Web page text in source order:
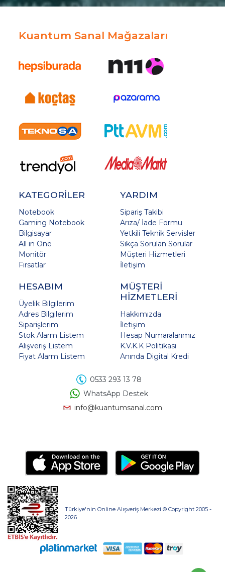
Kuantum Sanal Mağazaları
KATEGORİLER
Notebook
Gaming Notebook
Bilgisayar
All in One
Monitör
Fırsatlar
YARDIM
Sipariş Takibi
Arıza/ İade Formu
Yetkili Teknik Servisler
Sıkça Sorulan Sorular
Müşteri Hizmetleri
İletişim
HESABIM
Üyelik Bilgilerim
Adres Bilgilerim
Siparişlerim
Stok Alarm Listem
Alışveriş Listem
Fiyat Alarm Listem
MÜŞTERİ
HİZMETLERİ
Hakkımızda
İletişim
Hesap Numaralarımız
K.V.K.K Politikası
Anında Digital Kredi
0533 293 13 78
WhatsApp Destek
info@kuantumsanal.com
Türkiye'nin Online Alışveriş Merkezi © Copyright 2005 -
2026